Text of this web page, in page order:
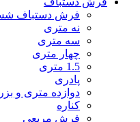
فرش دستباف
نه متری
سه متری
چهار متری
1.5 متری
پادری
دوازده متری و
کناره
فرش مربعی